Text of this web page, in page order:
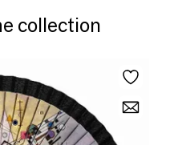
collection